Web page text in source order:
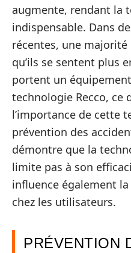
augmente, rendant la
indispensable. Dans
récentes, une
qu’ils se sentent plus
portent un
technologie Recco, ce
l’importance de cette
prévention des
démontre que la
limite pas à son
influence également
chez les utilisateurs.
PRÉVENTION